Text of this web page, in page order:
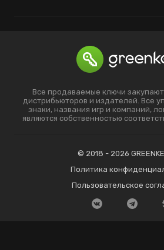
Все продаваемые ключи
дистрибьюторов и издателей. Все
знаки, названия игр и компаний,
являются собственностью
© 2018 - 2026
Политика
Пользовательское